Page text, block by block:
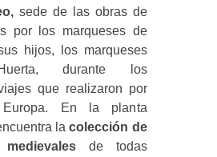
sede de las obras de
por los marqueses de
hijos, los marqueses
durante los
que realizaron por
En la planta
lacolección de
de todas